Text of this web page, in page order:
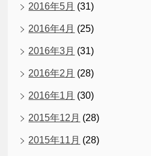
2016年5月 (31)
2016年4月 (25)
2016年3月 (31)
2016年2月 (28)
2016年1月 (30)
2015年12月 (28)
2015年11月 (28)